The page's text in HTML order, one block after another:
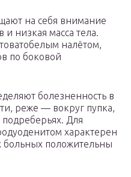
на себя внимание
низкая масса тела.
налётом,
по боковой
болезненность в
реже — вокруг пупка,
подреберьях. Для
характерен
положительны